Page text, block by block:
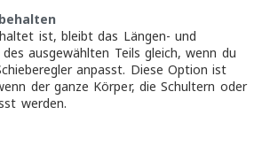
ist, bleibt das Längen- und
ausgewählten Teils gleich, wenn du
anpasst. Diese Option ist
der ganze Körper, die Schultern oder
werden.